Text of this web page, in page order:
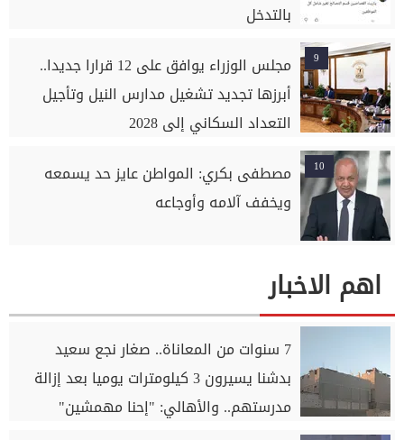
بالتدخل
9
مجلس الوزراء يوافق على 12 قرارا جديدا..
أبرزها تجديد تشغيل مدارس النيل وتأجيل
التعداد السكاني إلى 2028
10
مصطفى بكري: المواطن عايز حد يسمعه
ويخفف آلامه وأوجاعه
اهم الاخبار
7 سنوات من المعاناة.. صغار نجع سعيد
بدشنا يسيرون 3 كيلومترات يوميا بعد إزالة
مدرستهم.. والأهالي: "إحنا مهمشين"